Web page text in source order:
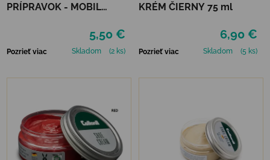
PRÍPRAVOK - MOBIL
5,50 €
Pozrieť viac Skladom (2 ks)
KRÉM ČIERNY 75 ml
6,90 €
Pozrieť viac Skladom (5 ks)